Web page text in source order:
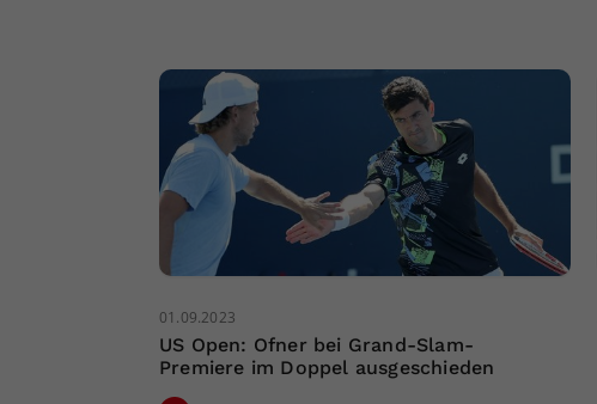
01.09.2023
US Open: Ofner bei Grand-Slam-
Premiere im Doppel ausgeschieden